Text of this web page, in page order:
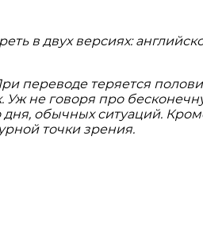
в двух версиях:
переводе теряется
Уж не говоря про
обычных ситуаций.
точки зрения.